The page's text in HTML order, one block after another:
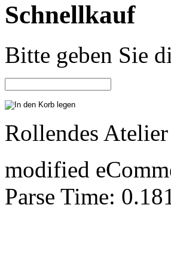
Schnellkauf
Bitte geben Sie
Rollendes
modified
Parse Time: